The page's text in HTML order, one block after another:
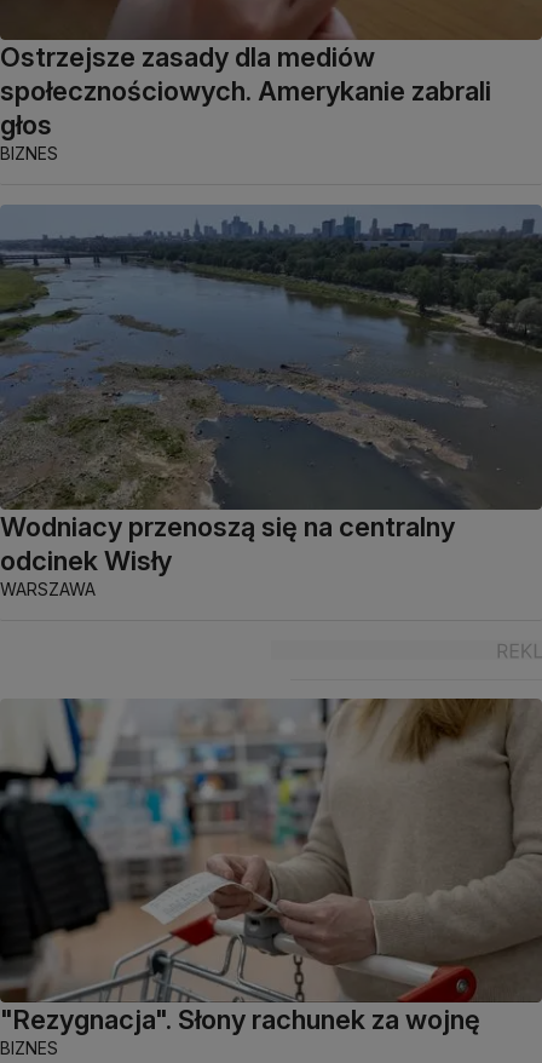
Ostrzejsze zasady dla mediów
społecznościowych. Amerykanie zabrali
głos
BIZNES
Wodniacy przenoszą się na centralny
odcinek Wisły
WARSZAWA
"Rezygnacja". Słony rachunek za wojnę
BIZNES